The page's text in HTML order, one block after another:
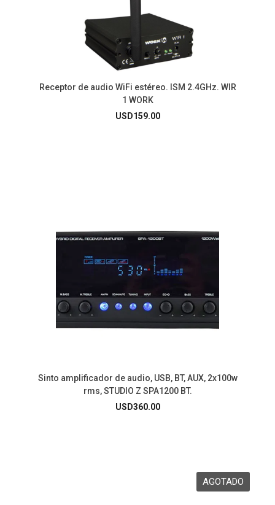
Receptor de audio WiFi estéreo. ISM 2.4GHz. WIR
1 WORK
USD159.00
Sinto amplificador de audio, USB, BT, AUX, 2x100w
rms, STUDIO Z SPA1200 BT.
USD360.00